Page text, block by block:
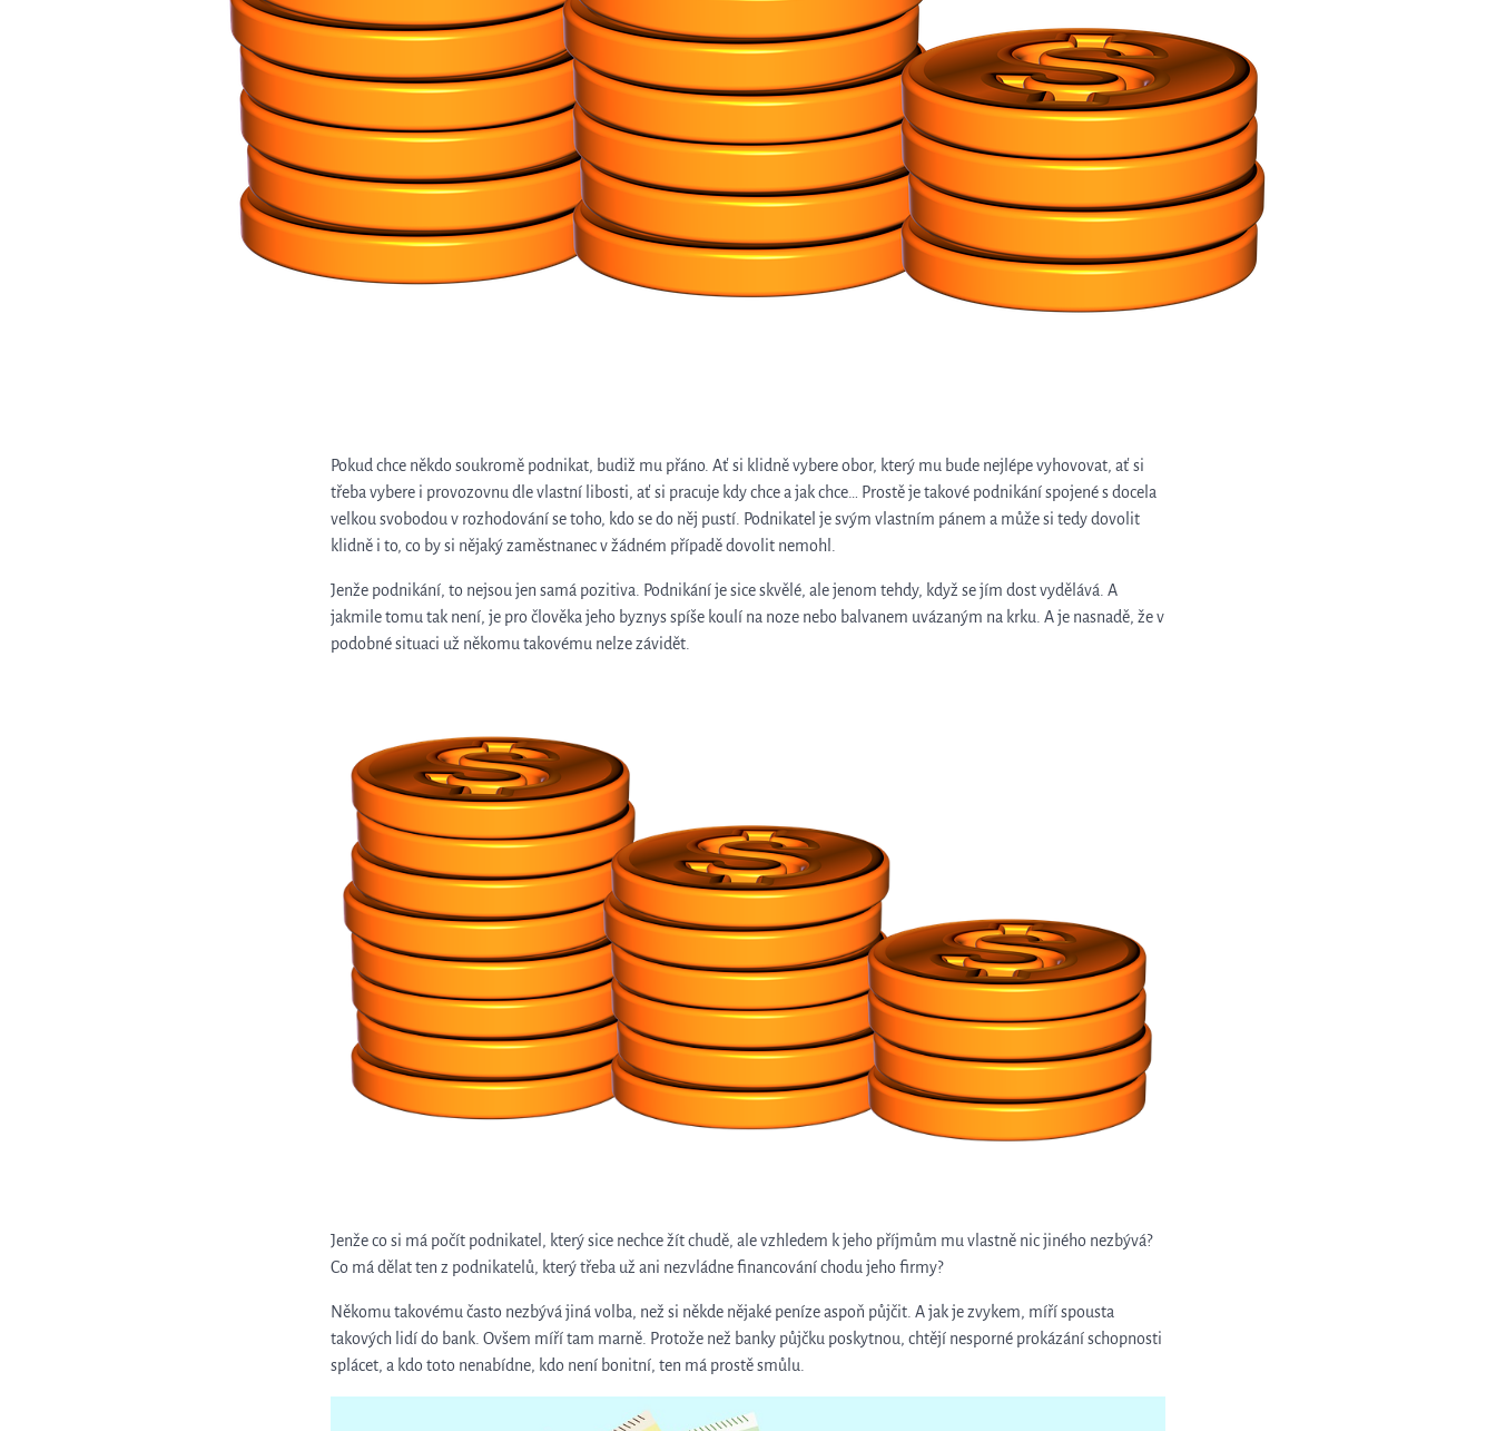
Pokud chce někdo soukromě podnikat, budiž mu přáno. Ať si klidně vybere obor, který mu bude nejlépe vyhovovat, ať si
třeba vybere i provozovnu dle vlastní libosti, ať si pracuje kdy chce a jak chce… Prostě je takové podnikání spojené s docela
velkou svobodou v rozhodování se toho, kdo se do něj pustí. Podnikatel je svým vlastním pánem a může si tedy dovolit
klidně i to, co by si nějaký zaměstnanec v žádném případě dovolit nemohl.
Jenže podnikání, to nejsou jen samá pozitiva. Podnikání je sice skvělé, ale jenom tehdy, když se jím dost vydělává. A
jakmile tomu tak není, je pro člověka jeho byznys spíše koulí na noze nebo balvanem uvázaným na krku. A je nasnadě, že v
podobné situaci už někomu takovému nelze závidět.
Jenže co si má počít podnikatel, který sice nechce žít chudě, ale vzhledem k jeho příjmům mu vlastně nic jiného nezbývá?
Co má dělat ten z podnikatelů, který třeba už ani nezvládne financování chodu jeho firmy?
Někomu takovému často nezbývá jiná volba, než si někde nějaké peníze aspoň půjčit. A jak je zvykem, míří spousta
takových lidí do bank. Ovšem míří tam marně. Protože než banky půjčku poskytnou, chtějí nesporné prokázání schopnosti
splácet, a kdo toto nenabídne, kdo není bonitní, ten má prostě smůlu.